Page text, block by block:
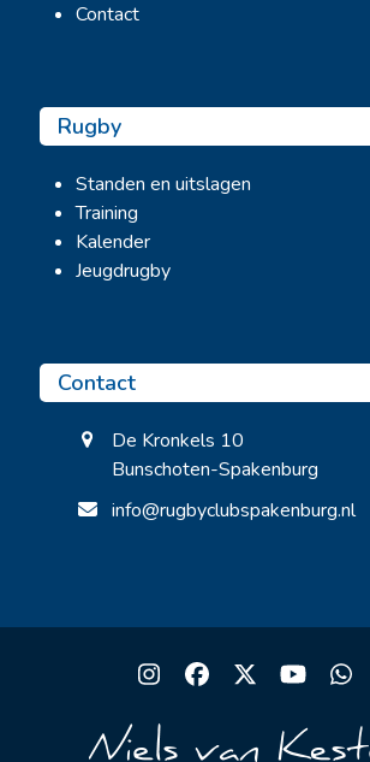
Contact
Rugby
Standen en uitslagen
Training
Kalender
Jeugdrugby
Contact
De Kronkels 10
Bunschoten-Spakenburg
info@rugbyclubspakenburg.nl
Instagram
Facebook
Twitter